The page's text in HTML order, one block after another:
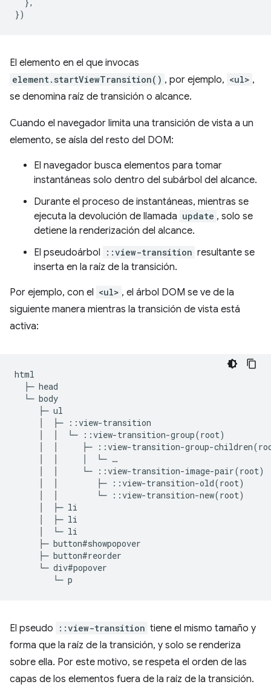
})
El elemento en el que invocas
element.startViewTransition() , por ejemplo, <ul> ,
se denomina raíz de transición o alcance.
Cuando el navegador limita una transición de vista a un
elemento, se aísla del resto del DOM:
El navegador busca elementos para tomar
instantáneas solo dentro del subárbol del alcance.
Durante el proceso de instantáneas, mientras se
ejecuta la devolución de llamada update , solo se
detiene la renderización del alcance.
El pseudoárbol
::view-transition resultante se
inserta en la raíz de la transición.
Por ejemplo, con el <ul> , el árbol DOM se ve de la
siguiente manera mientras la transición de vista está
activa:
html
  ├─ head
  └─ body
     ├─ ul
     │  ├─ ::view-transition
     │  │  └─ ::view-transition-group(root)
│  │     ├─ ::view-transition-group-
     │  │     │  └─ …
     │  │     └─ ::view-transition-image-pair(root)
     │  │        ├─ ::view-transition-old(root)
     │  │        └─ ::view-transition-new(root)
     │  ├─ li
     │  ├─ li
     │  └─ li
     ├─ button#showpopover
     ├─ button#reorder
     └─ div#popover
El pseudo ::view-transition tiene el mismo tamaño y
forma que la raíz de la transición, y solo se renderiza
sobre ella. Por este motivo, se respeta el orden de las
capas de los elementos fuera de la raíz de la transición.